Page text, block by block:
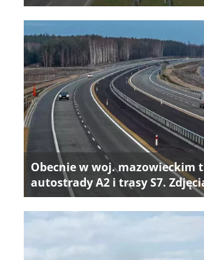
Obecnie w woj. mazowieckim
autostrady A2 i trasy S7.